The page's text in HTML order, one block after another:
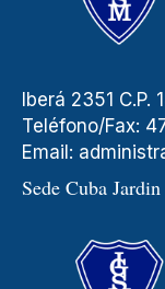
Iberá 2351 C.P.
Teléfono/Fax:
Email:
Sede Cuba